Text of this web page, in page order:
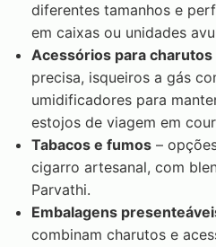
diferentes tamanhos e
em caixas ou unidades
Acessórios para charutos
precisa, isqueiros a gás
umidificadores para
estojos de viagem em
Tabacos e fumos –
cigarro artesanal, com
Parvathi.
Embalagens
combinam charutos e